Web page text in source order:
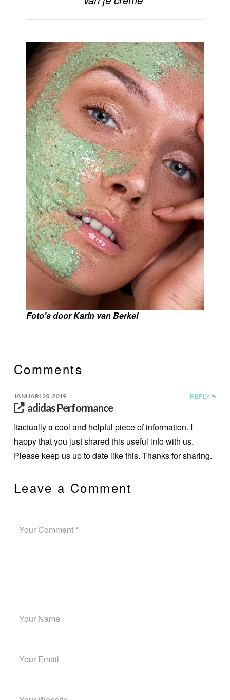
Foto's door Karin van Berkel
Comments
JANUARI 28, 2019 REPLY
adidas Performance
Itactually a cool and helpful piece of information. I
happy that you just shared this useful info with us.
Please keep us up to date like this. Thanks for sharing.
Leave a Comment